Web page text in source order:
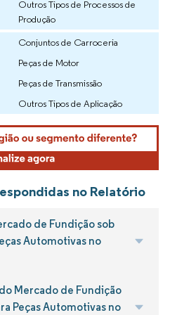
Outros Tipos de Processos de
Produção
Conjuntos de Carroceria
Peças de Motor
Peças de Transmissão
Outros Tipos de Aplicação
no Relatório
de Fundição sob
Automotivas no
Mercado de Fundição
Peças Automotivas no